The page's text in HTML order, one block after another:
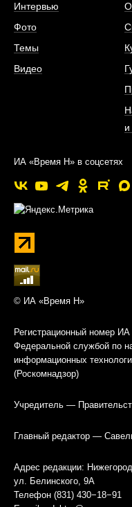
Интервью
Фото
Темы
Видео
и
ИА «Время Н» в соцсетях
© ИА «Время Н»
Регистрационный номер
Федеральной службой по
информационных
(Роскомнадзор)
Учредитель —
Главный редактор —
Адрес редакции:
ул. Белинского, 9А
Телефон (831) 430−18−91